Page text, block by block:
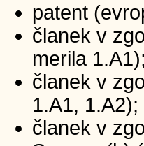
patent
članek v
merila 1.A1);
članek v
1.A1, 1.A2);
članek v